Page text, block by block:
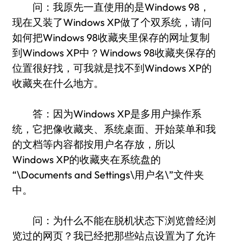
问：我原先一直使用的是Windows 98，
现在又装了Windows XP做了个双系统，请问
如何把Windows 98收藏夹里保存的网址复制
到Windows XP中？Windows 98收藏夹保存的
位置很好找，可我就是找不到Windows XP的
收藏夹在什么地方。
答：因为Windows XP是多用户操作系
统，它把像收藏夹、系统桌面、开始菜单和我
的文档等内容都按用户名存放，所以
Windows XP的收藏夹在系统盘的
“\Documents and Settings\用户名\”文件夹
中。
问：为什么不能在脱机状态下浏览曾经浏
览过的网页？我已经把那些站点设置为了允许